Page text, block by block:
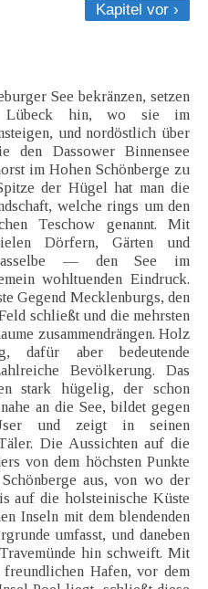
Kapitel vor ›
See bekränzen, setzen
Lübeck hin, wo sie im
und nordöstlich über
Dassower Binnensee
im Hohen Schönberge zu
der Hügel hat man die
welche rings um den
Teschow genannt. Mit
Dörfern, Gärten und
dasselbe — den See im
wohltuenden Eindruck.
Gegend Mecklenburgs, den
schließt und die mehrsten
zusammendrängen. Holz
aber bedeutende
Bevölkerung. Das
stark hügelig, der schon
an die See, bildet gegen
und zeigt in seinen
Die Aussichten auf die
von dem höchsten Punkte
aus, von wo der
auf die holsteinische Küste
Inseln mit dem blendenden
umfasst, und daneben
hin schweift. Mit
Hafen, vor dem